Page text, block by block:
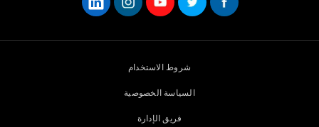
شروط الاستخدام
السياسة الخصوصية
فريق الإدارة